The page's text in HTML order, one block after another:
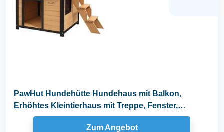
PawHut Hundehütte Hundehaus mit Balkon,
Erhöhtes Kleintierhaus mit Treppe, Fenster,
Hundehöhle...
Zum Angebot